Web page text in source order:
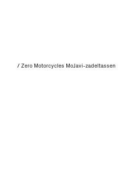
/ Zero Motorcycles MoJavi-zadeltassen